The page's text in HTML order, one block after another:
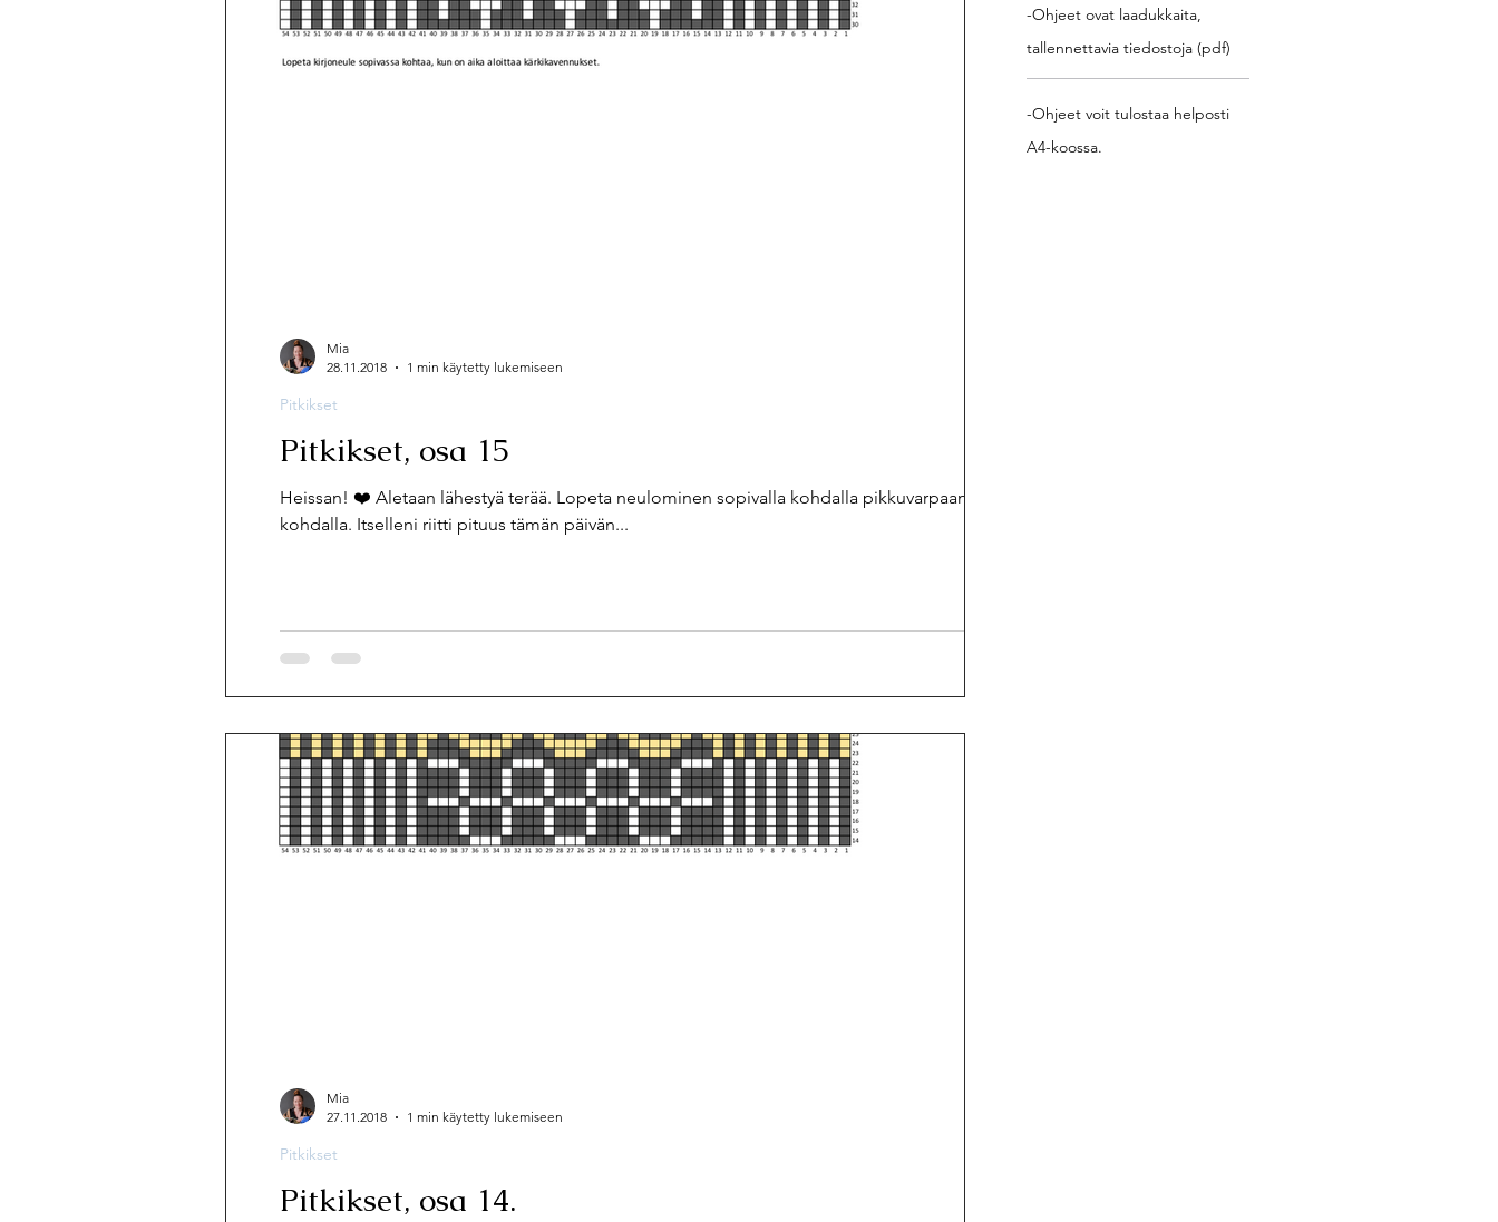
Pitkikset, osa 15
Heissan! ❤️ Aletaan lähestyä terää. Lopeta neulominen sopivalla kohdalla pikkuvarpaan
kohdalla. Itselleni riitti pituus tämän päivän...
Pitkikset
Mia
28.11.2018
1 min käytetty lukemiseen
Pitkikset, osa 14.
Pitkikset
Mia
27.11.2018
1 min käytetty lukemiseen
-Ohjeet ovat laadukkaita,
tallennettavia tiedostoja (pdf)
-Ohjeet voit tulostaa helposti
A4-koossa.